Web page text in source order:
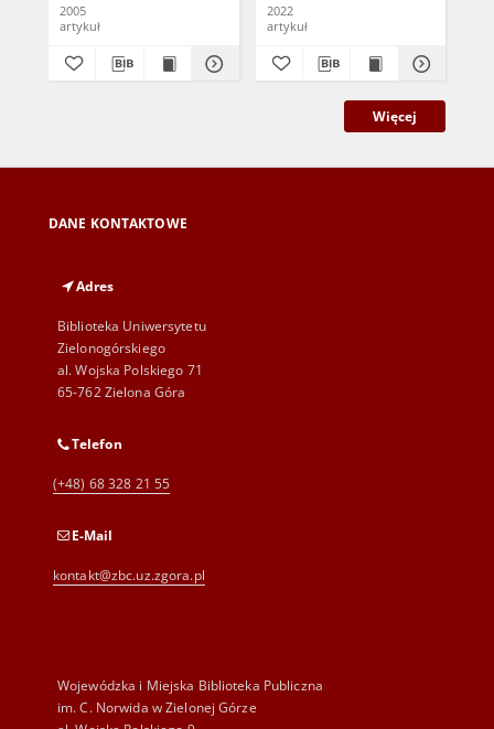
2005
artykuł
2022
artykuł
Więcej
DANE KONTAKTOWE
Adres
Biblioteka Uniwersytetu
Zielonogórskiego
al. Wojska Polskiego 71
65-762 Zielona Góra
Telefon
(+48) 68 328 21 55
E-Mail
kontakt@zbc.uz.zgora.pl
Wojewódzka i Miejska Biblioteka Publiczna
im. C. Norwida w Zielonej Górze